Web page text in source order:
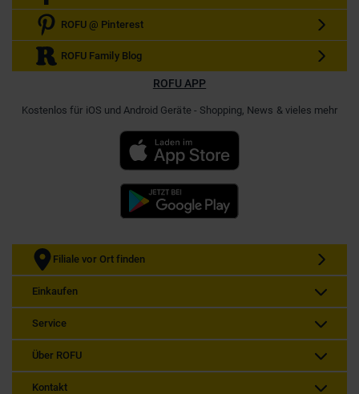
ROFU @ Pinterest
ROFU Family Blog
ROFU APP
Kostenlos für iOS und Android Geräte - Shopping, News & vieles mehr
Filiale vor Ort finden
Einkaufen
Service
Über ROFU
Kontakt